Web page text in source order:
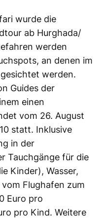
wurde die
ab Hurghada/
werden
an denen im
werden.
Guides der
einen
vom 26. August
statt. Inklusive
in der
Tauchgänge für die
Kinder), Wasser,
Flughafen zum
Euro pro
pro Kind. Weitere